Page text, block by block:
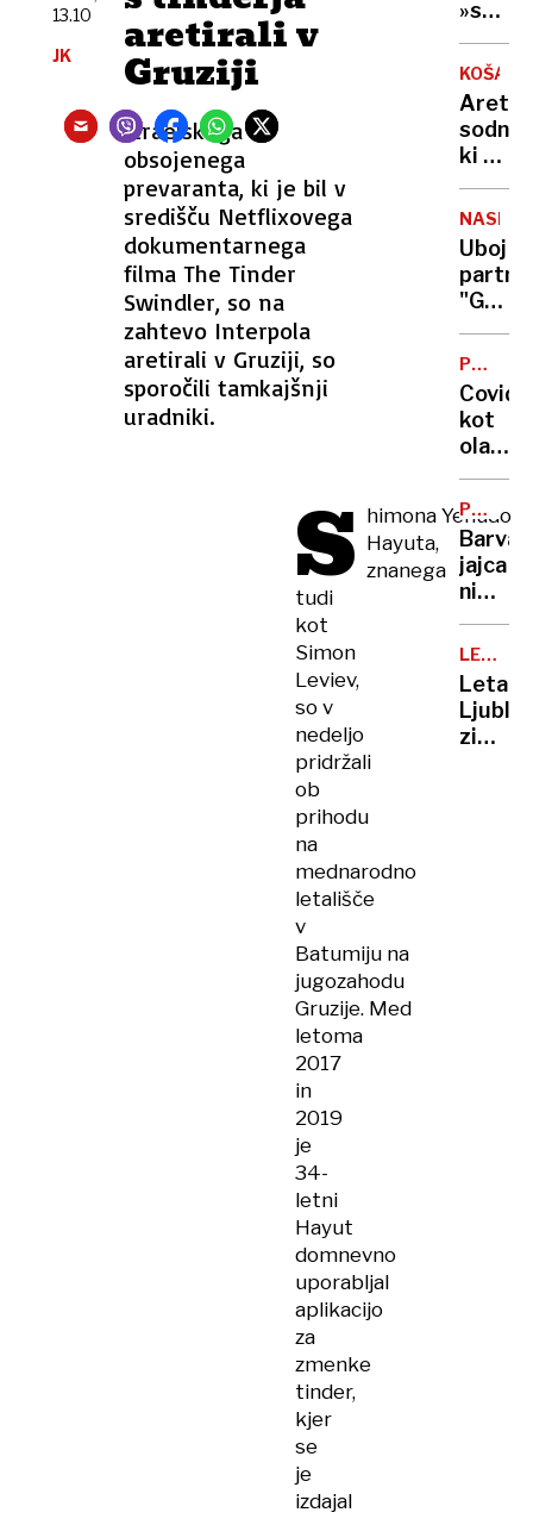
aretirali v
Gruziji
Izraelskega
obsojenega
prevaranta, ki je bil v
središču Netflixovega
dokumentarnega
filma The Tinder
Swindler, so na
zahtevo Interpola
aretirali v Gruziji, so
sporočili tamkajšnji
uradniki.
13.10
JK
S himona Yehudo
Hayuta,
znanega
tudi
kot
Simon
Leviev,
so v
nedeljo
pridržali
ob
prihodu
na
mednarodno
letališče
v
Batumiju na
jugozahodu
Gruzije. Med
letoma
2017
in
2019
je
34-
letni
Hayut
domnevno
uporabljal
aplikacijo
za
zmenke
tinder,
kjer
se
je
izdajal
v
kje
jih je
zakon?
Vse,
kar
vedeti
o
o
ki ni
Iva
Sumijo
ga
s
NASILJE
Uboj
"Grozil
je,
da
mi
bo
izrezal
iz
ZLORAB
Covid
kot
pri
zlorab
otrok
KOTIČEK
Barva
jajca
ni
glede
šteje
samo
ena
zimski